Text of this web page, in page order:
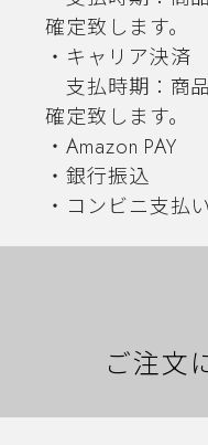
確定致します。
・キャリア決済
支払時期：商
確定致します。
・Amazon PAY
・銀行振込
・コンビニ支払い
ご注文